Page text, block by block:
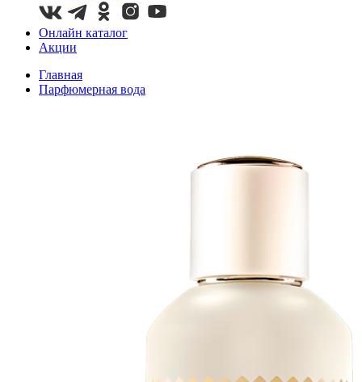
Онлайн каталог
Акции
Главная
Парфюмерная вода